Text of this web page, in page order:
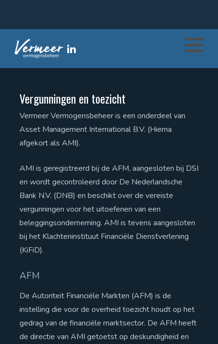
Vergunningen en toezicht
Vermeer Vermogensbeheer is een onderdeel van
Asset Management International B.V. (Hierna
afgekort als AMI).
AMI is geregistreerd bij de AFM, aangesloten bij DSI
en wordt gecontroleerd door De Nederlandsche
Bank N.V. (DNB) en beschikt over de vereiste
vergunningen voor het uitoefenen van een
beleggingsonderneming. AMI is tevens aangesloten
bij het Klachteninstituut Financiële Dienstverlening
(KiFiD).
AFM
De Autoriteit Financiële Markten (AFM) is de
instelling die voor de overheid toezicht houdt op het
gedrag van de financiële marktsector. De AFM heeft
de directie van AMI getoetst op deskundigheid en
Privé beleggen
Zakelijk beleggen
Pensioen beleggen
Het nieuwe rentenieren
Talenten
Second opinion
Waarom Vermeer
Werkwijze
Overstappen
Compliance
Disclaimer
FAQ
SFDR
Consumentenbrief
Vacatures